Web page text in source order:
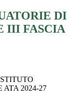
DI
III FASCIA
2024-27